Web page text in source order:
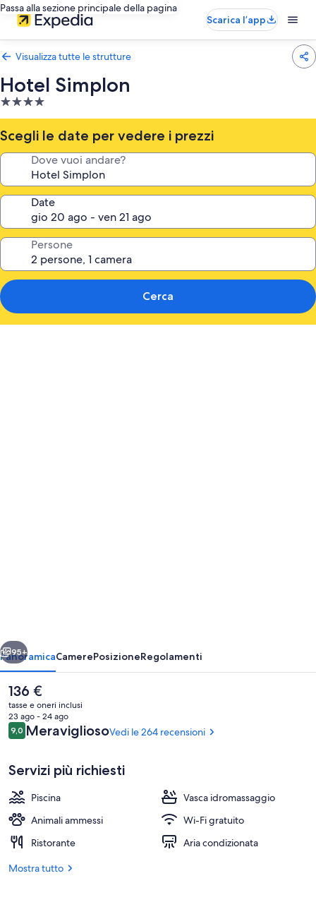
Passa alla sezione principale della pagina
Scarica l’app
Visualizza tutte le strutture
Hotel Simplon
Struttura
a
4.0
stelle
Scegli le date per vedere i prezzi
Dove vuoi andare?
Date
Persone
Cerca
Piscina stagionale all'aperto,
Avanti
95+
PanoramicaCamerePosizioneRegolamenti
Il
prezzo
attuale
è
136 €
136 €
tasse e oneri inclusi
23 ago - 24 ago
Recensioni
9,09,0 su 10
MeravigliosoVedi le 264 recensioni
Servizi più richiesti
Piscina
Vasca idromassaggio
Animali ammessi
Wi-Fi gratuito
Ristorante
Aria condizionata
Mostra tutto